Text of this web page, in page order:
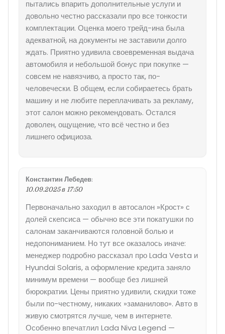
пытались впарить дополнительные услуги и
довольно честно рассказали про все тонкости
комплектации. Оценка моего трейд-ина была
адекватной, на документы не заставили долго
ждать. Приятно удивила своевременная выдача
автомобиля и небольшой бонус при покупке —
совсем не навязчиво, а просто так, по-
человечески. В общем, если собираетесь брать
машину и не любите переплачивать за рекламу,
этот салон можно рекомендовать. Остался
доволен, ощущение, что всё честно и без
лишнего официоза.
Константин Лебедев:
10.09.2025 в 17:50
Первоначально заходил в автосалон »Крост» с
долей скепсиса — обычно все эти покатушки по
салонам заканчиваются головной болью и
недопониманием. Но тут все оказалось иначе:
менеджер подробно рассказал про Lada Vesta и
Hyundai Solaris, а оформление кредита заняло
минимум времени — вообще без лишней
бюрократии. Цены приятно удивили, скидки тоже
были по-честному, никаких »заманилово». Авто в
живую смотрятся лучше, чем в интернете.
Особенно впечатлил Lada Niva Legend —